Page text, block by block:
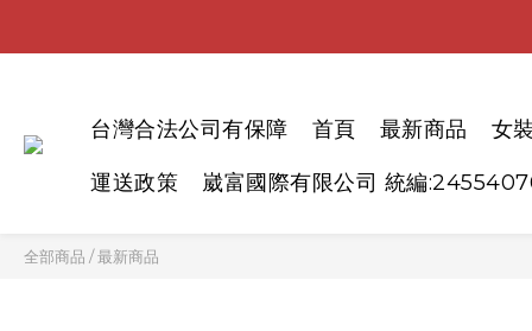
台灣合法公司有保障 首頁 最新商品 女
運送政策 崴富國際有限公司 統編
全部商品 /最新商品